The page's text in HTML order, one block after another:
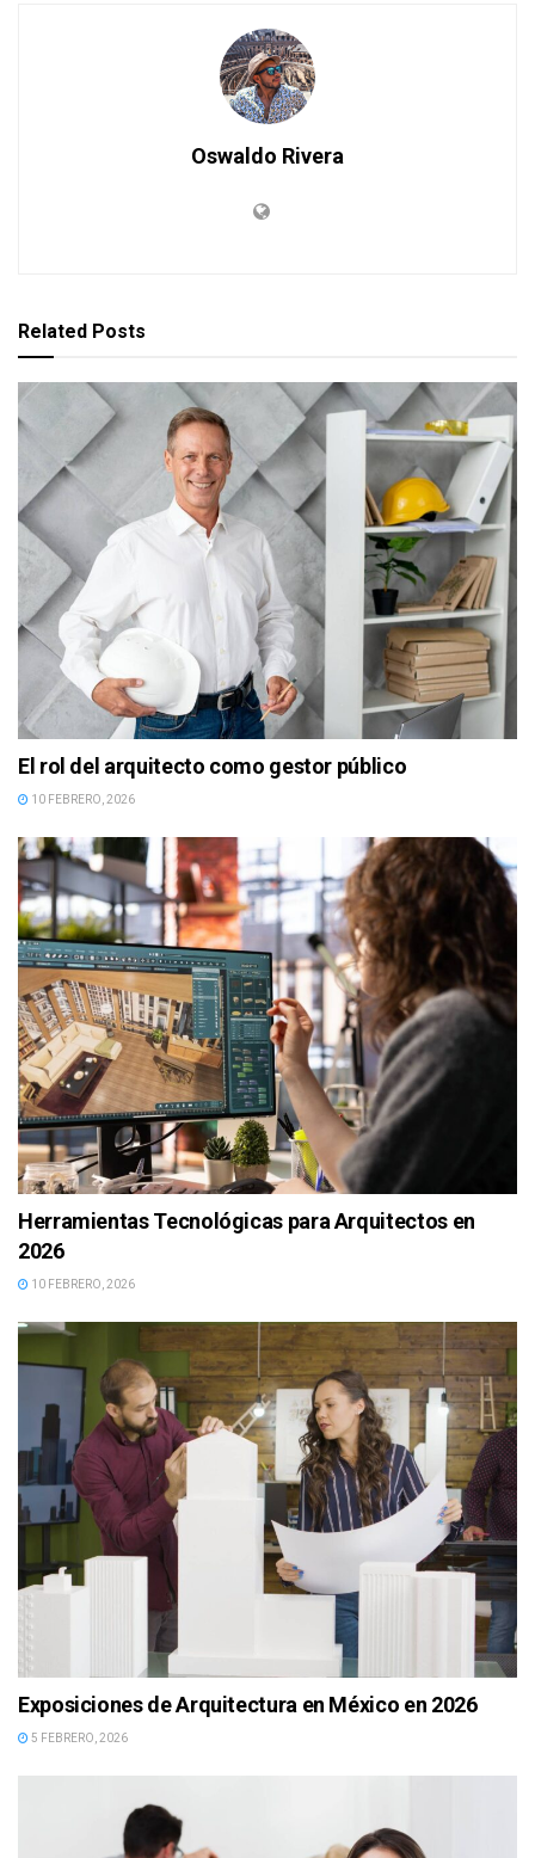
Oswaldo Rivera
Related Posts
El rol del arquitecto como gestor público
10 FEBRERO, 2026
Herramientas Tecnológicas para Arquitectos en
2026
10 FEBRERO, 2026
Exposiciones de Arquitectura en México en 2026
5 FEBRERO, 2026